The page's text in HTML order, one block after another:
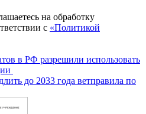
на обработку
с «Политикой
в РФ разрешили использовать
до 2033 года ветправила по